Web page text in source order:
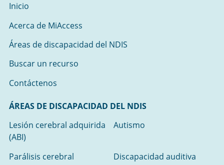
Inicio
Acerca de MiAccess
Áreas de discapacidad del NDIS
Buscar un recurso
Contáctenos
ÁREAS DE DISCAPACIDAD DEL NDIS
Lesión cerebral adquirida
(ABI)
Autismo
Parálisis cerebral
Discapacidad auditiva